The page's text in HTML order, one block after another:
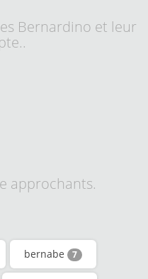
Bernardino et leur
approchants.
bernabe 7